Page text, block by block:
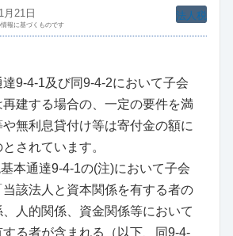
法人税
月21日
報に基づくものです
9-4-1及び同9-4-2において子会
建する場合の、一定の要件を満
無利息貸付け等は寄付金の額に
されています。
本通達9-4-1の(注)において子会
該法人と資本関係を有する者の
人的関係、資金関係等において
る者が含まれる（以下、同9-4-